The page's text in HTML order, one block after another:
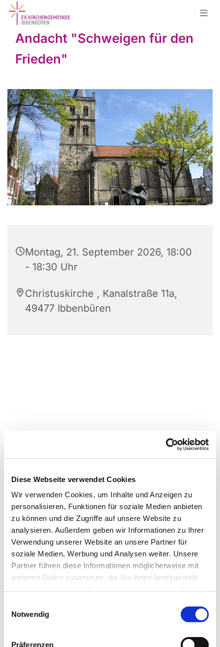
Diese Webseite verwendet Cookies
Wir verwenden Cookies, um Inhalte und Anzeigen zu
personalisieren, Funktionen für soziale Medien anbieten
zu können und die Zugriffe auf unsere Website zu
analysieren. Außerdem geben wir Informationen zu Ihrer
Verwendung unserer Website an unsere Partner für
soziale Medien, Werbung und Analysen weiter. Unsere
Partner führen diese Informationen möglicherweise mit
weiteren Daten zusammen, die Sie ihnen bereitgestellt
Notwendig
Präferenzen
Andacht "Schweigen für den
Frieden"
Montag, 21. September 2026, 18:00
- 18:30 Uhr
Christuskirche , Kanalstraße 11a,
49477 Ibbenbüren
Dies könnte Sie auch
interessieren